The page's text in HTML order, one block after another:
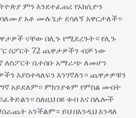
ምን እንደተፈጠረ የአክሲዮን
ባለሙያ አቶ ሙሉጌታ ደሳለኝ አዋርታለች።
ናቸው በሊጉ የሚደረጉት። የሊጉ
ስፖርት 72 ጨዋታዎችን ብቻ ነው
ለስፖርት ቤተሰቡ አማራጭ ለመሆን
እያስተላለፍን እንገኛለን። ጨዋታዎቹን
አይደለም። ምክንያቱም የምስል መብት
ስለዚህ በዩ ቱብ እና በሌሎች
አንችልም። ይህ በእንዲህ እንዳለ